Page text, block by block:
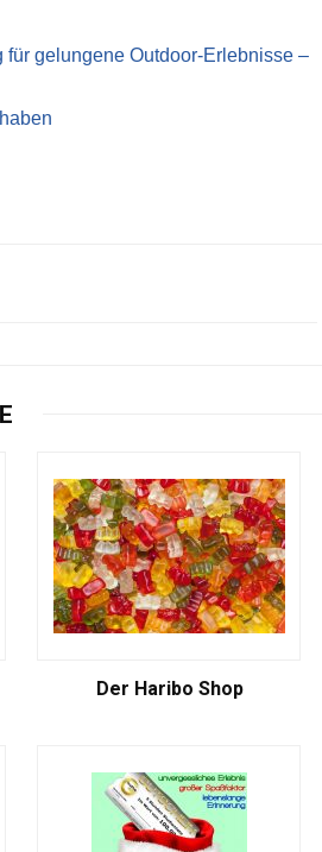
gelungene Outdoor-Erlebnisse –
Der Haribo Shop